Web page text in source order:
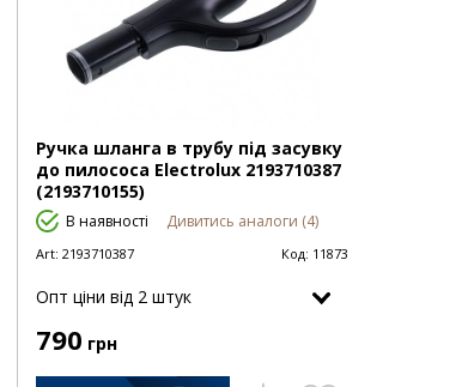
Ручка шланга в трубу під засувку
до пилососа Electrolux 2193710387
(2193710155)
В наявності Дивитись аналоги (4)
Art: 2193710387 Код: 11873
Опт цiни від 2 штук
790 грн